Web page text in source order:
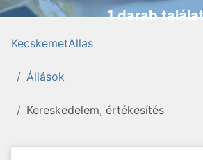
1 darab
KecskemetAllas
Állások
Kereskedelem, értékesítés